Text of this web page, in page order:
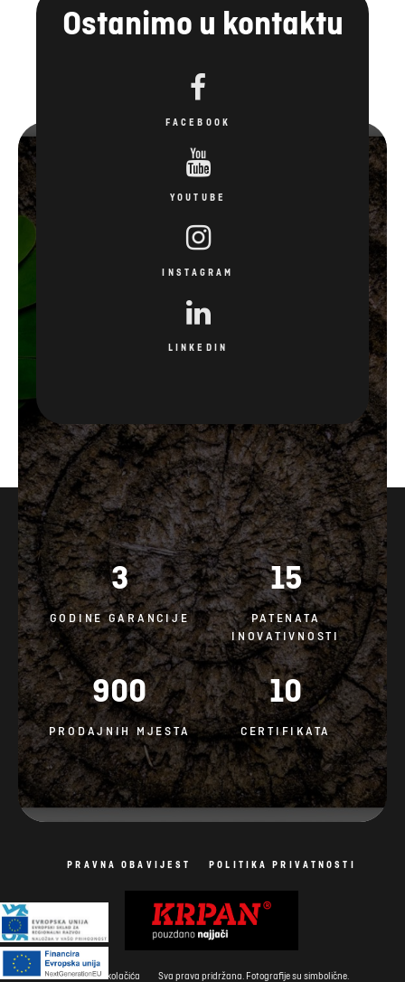
Ostanimo u kontaktu
FACEBOOK
YOUTUBE
INSTAGRAM
LINKEDIN
3
GODINE GARANCIJE
15
PATENATA
INOVATIVNOSTI
900
PRODAJNIH MJESTA
10
CERTIFIKATA
PRAVNA OBAVIJEST POLITIKA PRIVATNOSTI
Politika kolačića Sva prava pridržana. Fotografije su simbolične.